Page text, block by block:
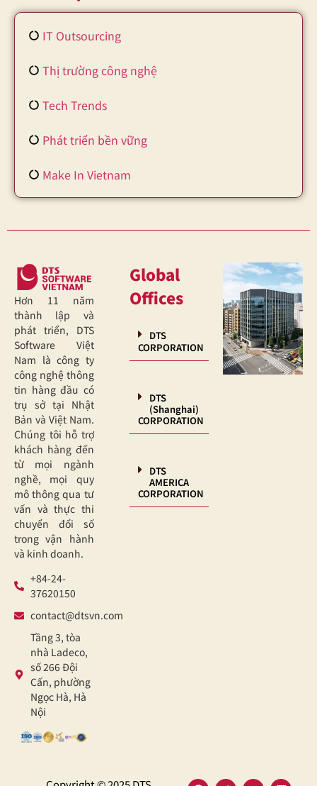
IT Outsourcing
Thị trường công nghệ
Tech Trends
Phát triển bền vững
Make In Vietnam
Hơn 11 năm
thành lập và
phát triển, DTS
Software Việt
Nam là công ty
công nghệ thông
tin hàng đầu có
trụ sở tại Nhật
Bản và Việt Nam.
Chúng tôi hỗ trợ
khách hàng đến
từ mọi ngành
nghề, mọi quy
mô thông qua tư
vấn và thực thi
chuyển đổi số
trong vận hành
và kinh doanh.
+84-24-
37620150
contact@dtsvn.com
Tầng 3, tòa
nhà Ladeco,
số 266 Đội
Cấn, phường
Ngọc Hà, Hà
Nội
Global
Offices
DTS
CORPORATION
DTS
(Shanghai)
CORPORATION
DTS
AMERICA
CORPORATION